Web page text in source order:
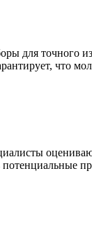
для точного
что